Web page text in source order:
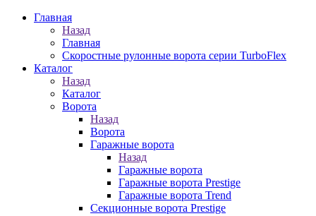
Главная
Назад
Главная
Скоростные рулонные ворота серии TurboFlex
Каталог
Назад
Каталог
Ворота
Назад
Ворота
Гаражные ворота
Назад
Гаражные ворота
Гаражные ворота Prestige
Гаражные ворота Trend
Секционные ворота Prestige